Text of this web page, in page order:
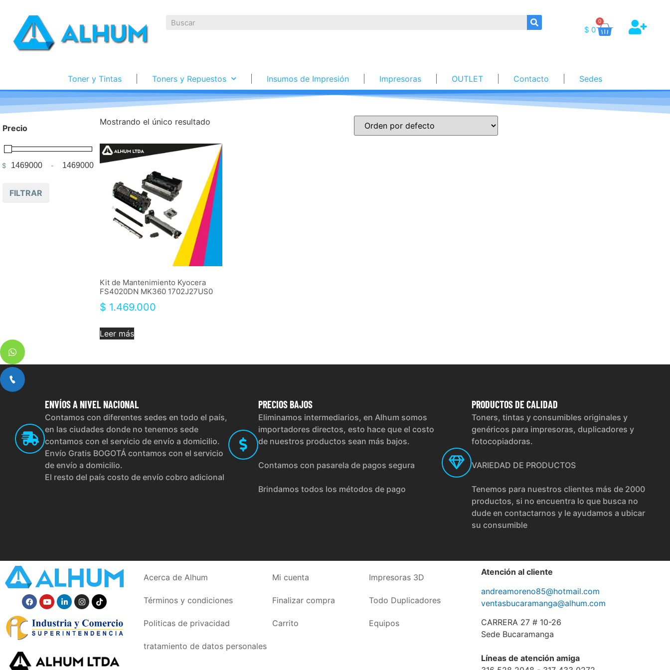
$ 0
0
Toner y Tintas Toners y Repuestos Insumos de Impresión Impresoras OUTLET Contacto Sedes
Precio
$ Minimum Price
-Maximum Price
FILTRAR
Mostrando el único resultado
Kit de Mantenimiento Kyocera
FS4020DN MK360 1702J27US0
$ 1.469.000
Leer más
ENVÍOSA NIVEL NACIONAL
Contamos con diferentes sedes en todo el país,
en las ciudades donde no tenemos sede
contamos con el servicio de envío a domicilio.
Envío Gratis BOGOTÁ contamos con el servicio
de envío a domicilio.
El resto del país costo de envío cobro adicional
PRECIOSBAJOS
Eliminamos intermediarios, en Alhum somos
importadores directos, esto hace que el costo
de nuestros productos sean más bajos.
Contamos con pasarela de pagos segura
Brindamos todos los métodos de pago
PRODUCTOSDE CALIDAD
Toners, tintas y consumibles originales y
genéricos para impresoras, duplicadores y
fotocopiadoras.
VARIEDAD DE PRODUCTOS
Tenemos para nuestros clientes más de 2000
productos, si no encuentra lo que busca no
dude en contactarnos y le ayudamos a ubicar
su consumible
Acerca de Alhum
Términos y condiciones
Politicas de privacidad
tratamiento de datos personales
Mi cuenta
Finalizar compra
Carrito
Impresoras 3D
Todo Duplicadores
Equipos
Atención al cliente
andreamoreno85@hotmail.com
ventasbucaramanga@alhum.com
CARRERA 27 # 10-26
Sede Bucaramanga
Líneas de atención amiga